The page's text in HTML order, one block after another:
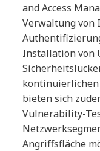
and Access
Verwaltung von
Installation von
bieten sich
Vulnerability-
Angriffsfläche